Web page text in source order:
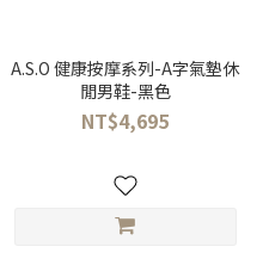
A.S.O 健康按摩系列-A字氣墊休
閒男鞋-黑色
NT$4,695